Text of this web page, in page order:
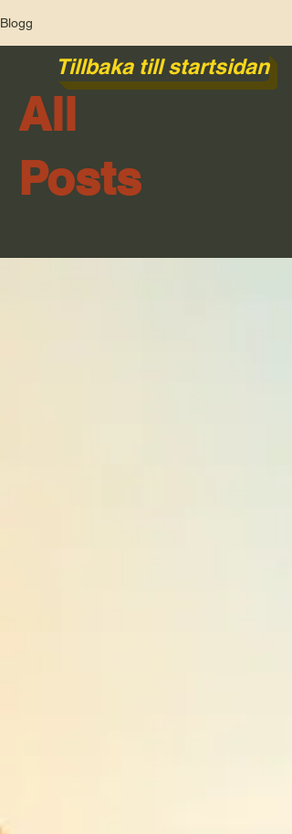
Blogg
All
Posts
Tillbaka till startsidan